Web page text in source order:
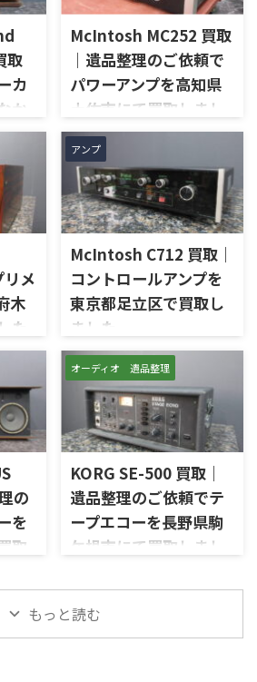
取
カ
か
ン
ただ
、
ニッ
ピー
の音
、
スピ
ショ
属品
い
WN
も表
検 ...
McIntosh MC252 買取
｜遺品整理のご依頼で
パワーアンプを高知県
土佐市にて買取しまし
た
高知県土佐市で、遺品整理に伴
いMcIntoshのステレオパワー
アンプ「MC252」を出張買取さ
せていただきました。今回の
お品物は、ご家族様より「大
切に使われていたオーディオ機
器なので、価値を分かるところ
に見てほしい」とご相談いた
だいたものです。 McIntosh
MC252は、250W×2chの出力
を備えた2チャンネルパワーア
ンプで、同社らしいブルーのパ
ワーメーター、ガラスフロント
パネル、Autoformer、Power
Guard、Sentry Monitorなどを
備えたモデルです。査定では、
左右チャン ...
メ
木
た
の
てい
品物
部の
モ
音出
ー
フォ
Pre
観コ
/ ...
アンプ
McIntosh C712 買取｜
コントロールアンプを
東京都足立区で買取し
ました
東京都足立区で、McIntoshの
コントロールアンプ「C712」
を出張買取させていただきま
した。今回のお品物は、
McIntoshらしいガラスパネル
デザインとリモート操作機能
を備えた2chソリッドステート
式のコントロールアンプで、左
右チャンネルの音出し、入力
切替、ボリューム、トーンコン
トロール、MMフォノ入力、バ
がら査定いたしました。 買取
商品：McIntosh C712 メーカ
の
を
取
取さ
オーディオ 遺品整理
KORG SE-500 買取｜
遺品整理のご依頼でテ
ープエコーを長野県駒
ケ根市にて買取しまし
伴いKORGのテープエコー
「SE-500 Stage Echo」を出張
もっと読む